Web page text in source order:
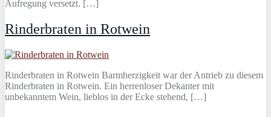
Aufregung versetzt. […]
Rinderbraten in Rotwein
Rinderbraten in Rotwein Barmherzigkeit war der Antrieb zu diesem
Rinderbraten in Rotwein. Ein herrenloser Dekanter mit
unbekanntem Wein, lieblos in der Ecke stehend, […]